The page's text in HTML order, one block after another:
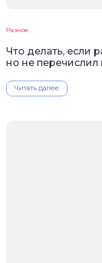
Разное
Что делать, если
но не
Читать далее